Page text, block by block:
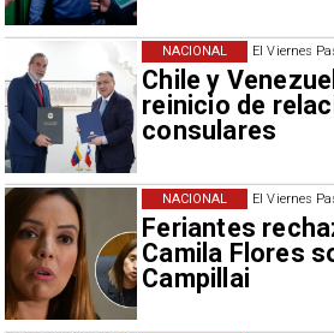
El Viernes
Chile y
reinicio de
consulares
NACIONAL
El Viernes
Feriantes
Camila Flores
Campillai
NACIONAL